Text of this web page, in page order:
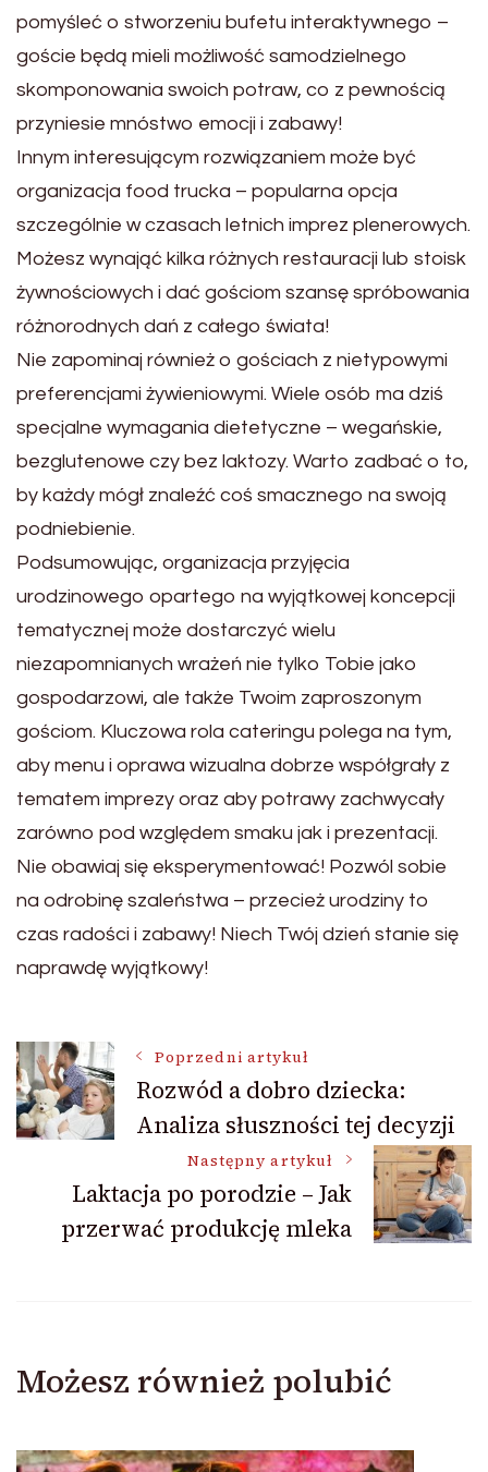
pomyśleć o stworzeniu bufetu interaktywnego –
goście będą mieli możliwość samodzielnego
skomponowania swoich potraw, co z pewnością
przyniesie mnóstwo emocji i zabawy!
Innym interesującym rozwiązaniem może być
organizacja food trucka – popularna opcja
szczególnie w czasach letnich imprez plenerowych.
Możesz wynająć kilka różnych restauracji lub stoisk
żywnościowych i dać gościom szansę spróbowania
różnorodnych dań z całego świata!
Nie zapominaj również o gościach z nietypowymi
preferencjami żywieniowymi. Wiele osób ma dziś
specjalne wymagania dietetyczne – wegańskie,
bezglutenowe czy bez laktozy. Warto zadbać o to,
by każdy mógł znaleźć coś smacznego na swoją
podniebienie.
Podsumowując, organizacja przyjęcia
urodzinowego opartego na wyjątkowej koncepcji
tematycznej może dostarczyć wielu
niezapomnianych wrażeń nie tylko Tobie jako
gospodarzowi, ale także Twoim zaproszonym
gościom. Kluczowa rola cateringu polega na tym,
aby menu i oprawa wizualna dobrze współgrały z
tematem imprezy oraz aby potrawy zachwycały
zarówno pod względem smaku jak i prezentacji.
Nie obawiaj się eksperymentować! Pozwól sobie
na odrobinę szaleństwa – przecież urodziny to
czas radości i zabawy! Niech Twój dzień stanie się
naprawdę wyjątkowy!
Nawigacja
wpisu
Poprzedni artykuł
Rozwód a dobro dziecka:
Analiza słuszności tej decyzji
Następny artykuł
Laktacja po porodzie – Jak
przerwać produkcję mleka
Możesz również polubić